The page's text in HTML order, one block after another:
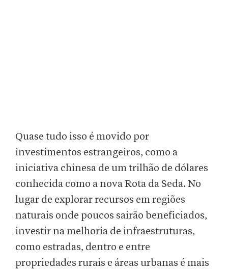
Quase tudo isso é movido por
investimentos estrangeiros, como a
iniciativa chinesa de um trilhão de dólares
conhecida como a nova Rota da Seda. No
lugar de explorar recursos em regiões
naturais onde poucos sairão beneficiados,
investir na melhoria de infraestruturas,
como estradas, dentro e entre
propriedades rurais e áreas urbanas é mais